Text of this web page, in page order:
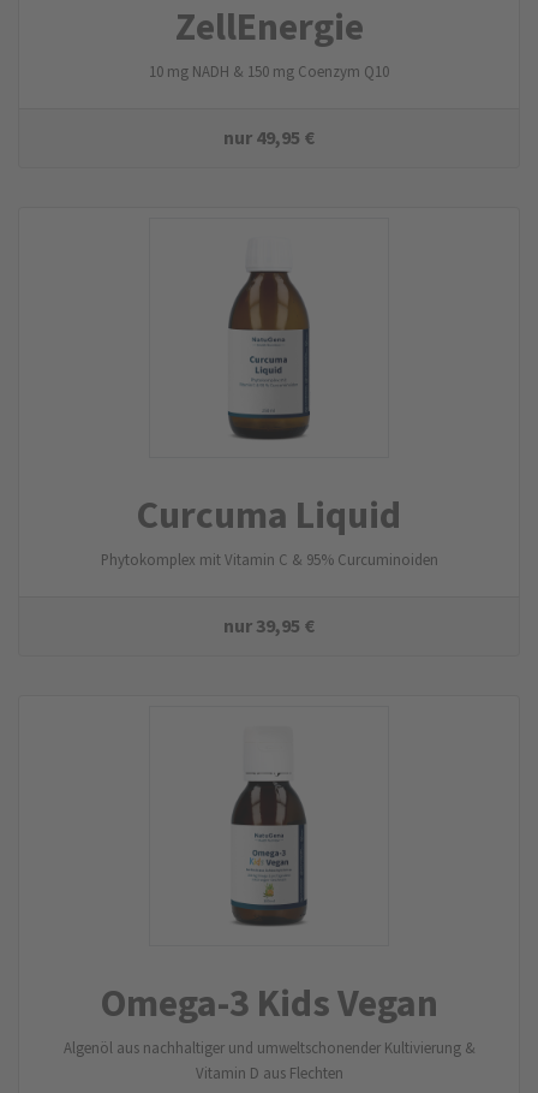
ZellEnergie
10 mg NADH & 150 mg Coenzym Q10
nur49,95 €
Curcuma Liquid
Phytokomplex mit Vitamin C & 95% Curcuminoiden
nur39,95 €
Omega-3 Kids Vegan
Algenöl aus nachhaltiger und umweltschonender Kultivierung &
Vitamin D aus Flechten